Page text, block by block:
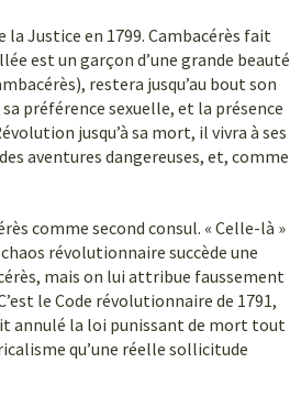
Justice en 1799. Cambacérès fait
est un garçon d’une grande beauté
restera jusqu’au bout son
préférence sexuelle, et la présence
jusqu’à sa mort, il vivra à ses
aventures dangereuses, et, comme
comme second consul. « Celle-là »
révolutionnaire succède une
mais on lui attribue faussement
le Code révolutionnaire de 1791,
annulé la loi punissant de mort tout
qu’une réelle sollicitude